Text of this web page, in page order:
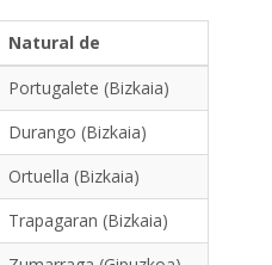
Natural de
Portugalete (Bizkaia)
Durango (Bizkaia)
Ortuella (Bizkaia)
Trapagaran (Bizkaia)